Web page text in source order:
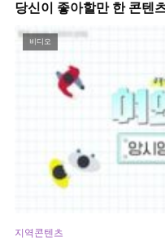
당신이 좋아할만 한 콘텐
비디오
지역콘텐츠